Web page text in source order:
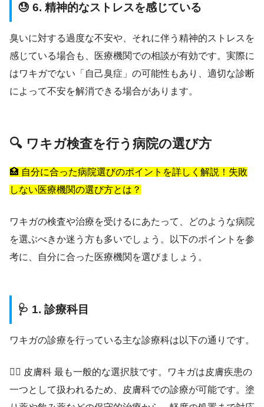
😓 6. 精神的なストレスを感じている
臭いに対する過度な不安や、それに伴う精神的ストレスを
感じている場合も、医療機関での相談が有効です。実際に
はワキガでない「自己臭症」の可能性もあり、適切な診断
によって不安を解消できる場合があります。
🔍 ワキガ検査を行う病院の選び方
🏥 自分に合った病院選びのポイントを詳しく解説！失敗
しない医療機関の選び方とは？
ワキガの検査や治療を受けるにあたって、どのような病院
を選ぶべきか迷う方も多いでしょう。以下のポイントを参
考に、自分に合った医療機関を選びましょう。
🩺 1. 診療科目
ワキガの診療を行っている主な診療科は以下の通りです。
👨‍⚕️ 皮膚科 最も一般的な選択肢です。ワキガは皮膚疾患の
一つとして扱われるため、皮膚科での診療が可能です。塗